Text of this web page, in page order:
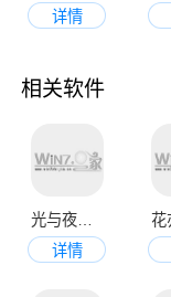
详情
相关软件
光与夜之恋安卓版本
详情